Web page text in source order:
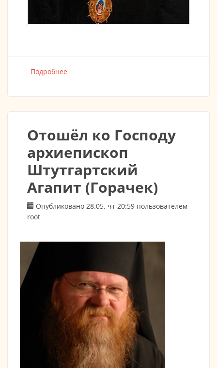
Подробнее
Отошёл ко Господу
архиепископ
Штутгартский
Агапит (Горачек)
Опубликовано 28.05. чт 20:59 пользователем
root